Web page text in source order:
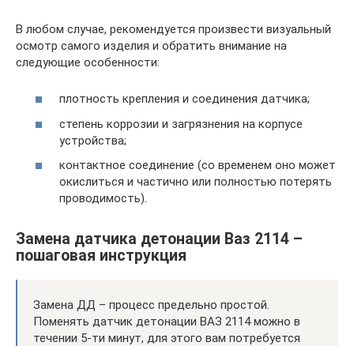
В любом случае, рекомендуется произвести визуальный
осмотр самого изделия и обратить внимание на
следующие особенности:
плотность крепления и соединения датчика;
степень коррозии и загрязнения на корпусе
устройства;
контактное соединение (со временем оно может
окислиться и частично или полностью потерять
проводимость).
Замена датчика детонации Ваз 2114 –
пошаговая инструкция
Замена ДД – процесс предельно простой.
Поменять датчик детонации ВАЗ 2114 можно в
течении 5-ти минут, для этого вам потребуется